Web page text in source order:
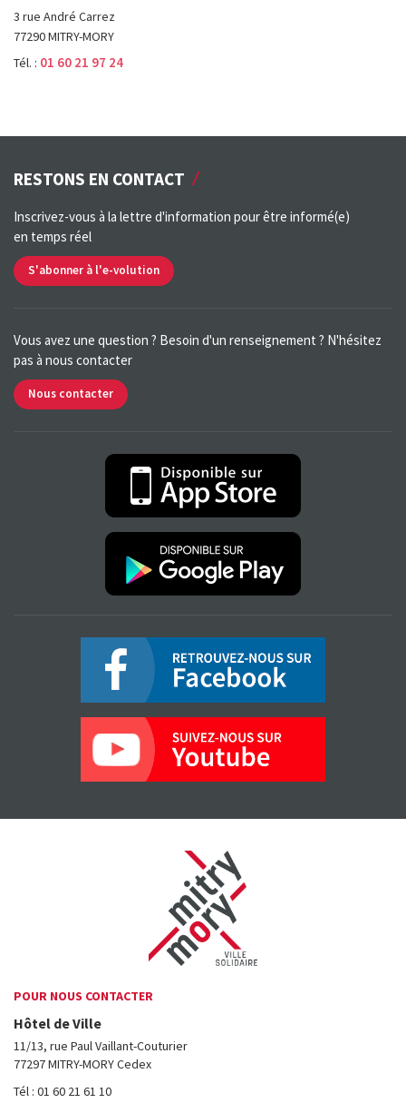
3 rue André Carrez
77290 MITRY-MORY
Tél. : 01 60 21 97 24
RESTONS EN CONTACT
Inscrivez-vous à la lettre d'information pour être informé(e)
en temps réel
S'abonner à l'e-volution
Vous avez une question ? Besoin d'un renseignement ? N'hésitez
pas à nous contacter
Nous contacter
POUR NOUS CONTACTER
Hôtel de Ville
11/13, rue Paul Vaillant-Couturier
77297 MITRY-MORY Cedex
Tél : 01 60 21 61 10